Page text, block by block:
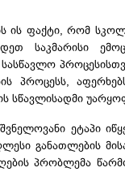
ის ფაქტი, რომ
საკმარისი
სასწავლო
პროცესს,
სწავლისადმი
ეტაპი
განათლების
პრობლემა